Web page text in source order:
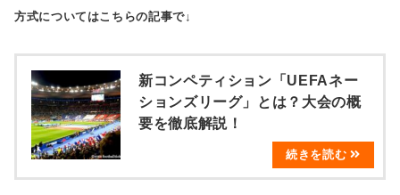
方式についてはこちらの記事で↓
新コンペティション「UEFAネー
ションズリーグ」とは？大会の概
要を徹底解説！